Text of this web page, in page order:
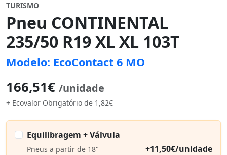
TURISMO
Pneu CONTINENTAL
235/50 R19 XL XL 103T
Modelo: EcoContact 6 MO
166,51€ /unidade
+ Ecovalor Obrigatório de 1,82€
Equilibragem + Válvula
Pneus a partir de 18" +11,50€/unidade